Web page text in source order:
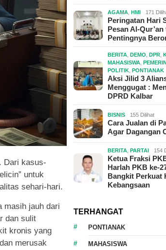
Dari kasus-
untuk
sehari-hari.
masih jauh dari
dan sulit
kronis yang
merusak
AGAMA ,HMI 171
Peringatan Hari
Pesan Al-
Pentingnya
BERITA ,DEMO ,DPR ,
MAHASISWA ,
POLITIK ,PONTIANAK
Aksi Jilid 3
Menggugat :
DPRD Kalbar
BISNIS 155 Dilihat
Cara Jualan di
Agar Dagangan
BERITA ,PARTAI 154
Ketua Fraksi
Harlah PKB ke-
Bangkit Perkuat
Kebangsaan
TERHANGAT
PONTIANAK
MAHASISWA